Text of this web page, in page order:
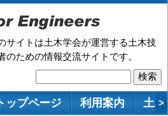
サイトは土木学会が運営する土木技
のための情報交流サイトです。
索
ン
トップページ 利用案内 土 >